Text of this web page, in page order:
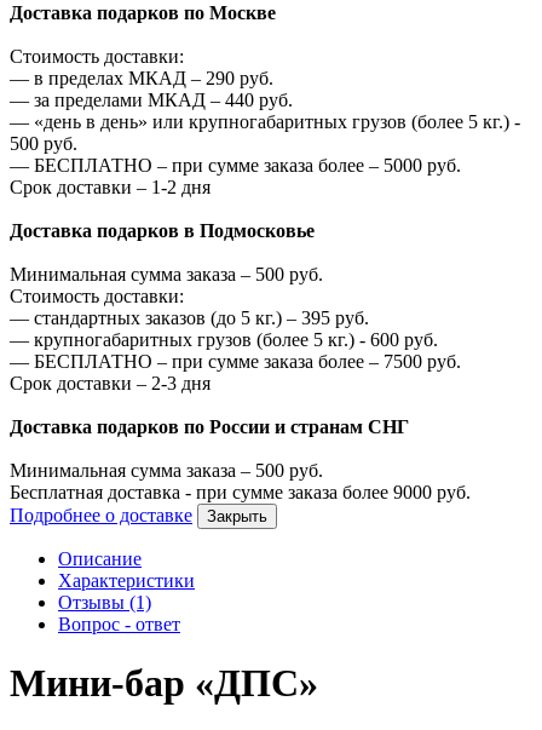
Доставка подарков по Москве
Стоимость доставки:
— в пределах МКАД – 290 руб.
— за пределами МКАД – 440 руб.
— «день в день» или крупногабаритных грузов (более 5 кг.) -
500 руб.
— БЕСПЛАТНО – при сумме заказа более – 5000 руб.
Срок доставки – 1-2 дня
Доставка подарков в Подмосковье
Минимальная сумма заказа – 500 руб.
Стоимость доставки:
— стандартных заказов (до 5 кг.) – 395 руб.
— крупногабаритных грузов (более 5 кг.) - 600 руб.
— БЕСПЛАТНО – при сумме заказа более – 7500 руб.
Срок доставки – 2-3 дня
Доставка подарков по России и странам СНГ
Минимальная сумма заказа – 500 руб.
Бесплатная доставка - при сумме заказа более 9000 руб.
Подробнее о доставке
Закрыть
Описание
Характеристики
Отзывы (1)
Вопрос - ответ
Мини-бар «ДПС»